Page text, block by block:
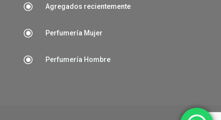
\ Agregados recientemente
\ Perfumería Mujer
\ Perfumería Hombre